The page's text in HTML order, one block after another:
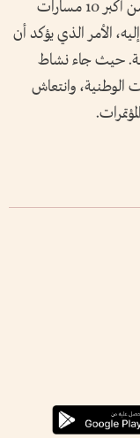
وأظهرت بيانات حصلت عليها «البيان»، أن 7 من أكبر 10 مسارات
الأمر الذي يؤكد أن
حيث جاء نشاط
الوطنية، وانتعاش